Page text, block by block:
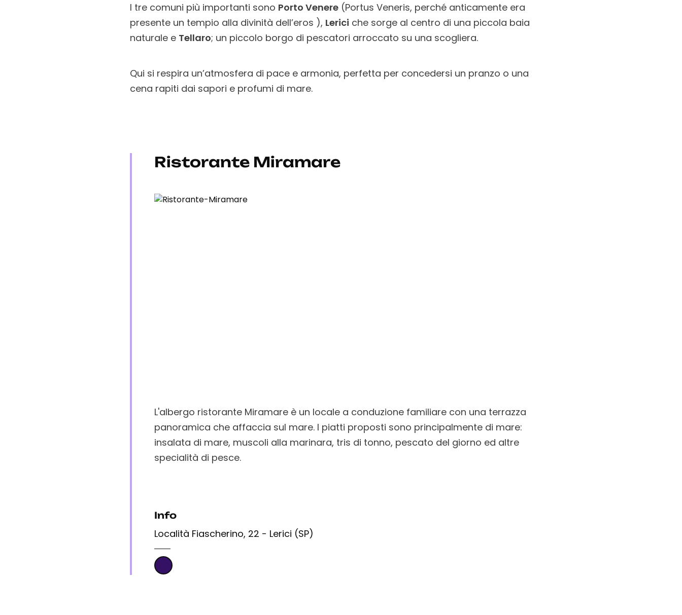
I tre comuni più importanti sono Porto Venere (Portus Veneris, perché anticamente era
presente un tempio alla divinità dell’eros ), Lerici che sorge al centro di una piccola baia
naturale e Tellaro; un piccolo borgo di pescatori arroccato su una scogliera.
Qui si respira un’atmosfera di pace e armonia, perfetta per concedersi un pranzo o una
cena rapiti dai sapori e profumi di mare.
Ristorante Miramare
L'albergo ristorante Miramare è un locale a conduzione familiare con una terrazza
panoramica che affaccia sul mare. I piatti proposti sono principalmente di mare:
insalata di mare, muscoli alla marinara, tris di tonno, pescato del giorno ed altre
specialità di pesce.
Info
Località Fiascherino, 22 - Lerici (SP)